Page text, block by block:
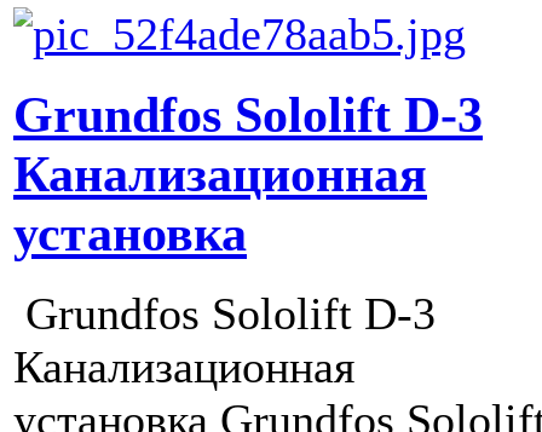
Grundfos Sololift D-3
Канализационная
установка
Grundfos Sololift D-3
Канализационная
установка Grundfos